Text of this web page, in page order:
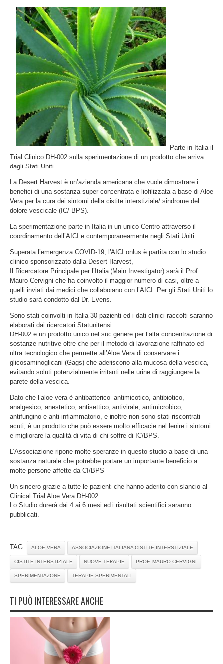
Parte in Italia il
Trial Clinico DH-002 sulla sperimentazione di un prodotto che arriva
dagli Stati Uniti.
La Desert Harvest è un’azienda americana che vuole dimostrare i
benefici di una sostanza super concentrata e liofilizzata a base di Aloe
Vera per la cura dei sintomi della cistite interstiziale/ sindrome del
dolore vescicale (IC/ BPS).
La sperimentazione parte in Italia in un unico Centro attraverso il
coordinamento dell’AICI e contemporaneamente negli Stati Uniti.
Superata l’emergenza COVID-19, l’AICI onlus è partita con lo studio
clinico sponsorizzato dalla Desert Harvest,
Il Ricercatore Principale per l’Italia (Main Investigator) sarà il Prof.
Mauro Cervigni che ha coinvolto il maggior numero di casi, oltre a
quelli inviati dai medici che collaborano con l’AICI. Per gli Stati Uniti lo
studio sarà condotto dal Dr. Evens.
Sono stati coinvolti in Italia 30 pazienti ed i dati clinici raccolti saranno
elaborati dai ricercatori Statunitensi.
DH-002 è un prodotto unico nel suo genere per l’alta concentrazione di
sostanze nutritive oltre che per il metodo di lavorazione raffinato ed
ultra tecnologico che permette all’Aloe Vera di conservare i
glicosaminoglicani (Gags) che aderiscono alla mucosa della vescica,
evitando soluti potenzialmente irritanti nelle urine di raggiungere la
parete della vescica.
Dato che l’aloe vera è antibatterico, antimicotico, antibiotico,
analgesico, anestetico, antisettico, antivirale, antimicrobico,
antifungino e anti-infiammatorio, e inoltre non sono stati riscontrati
acuti, è un prodotto che può essere molto efficacie nel lenire i sintomi
e migliorare la qualità di vita di chi soffre di IC/BPS.
L’Associazione ripone molte speranze in questo studio a base di una
sostanza naturale che potrebbe portare un importante beneficio a
molte persone affette da CI/BPS
Un sincero grazie a tutte le pazienti che hanno aderito con slancio al
Clinical Trial Aloe Vera DH-002.
Lo Studio durerà dai 4 ai 6 mesi ed i risultati scientifici saranno
pubblicati.
TAG: ALOE VERA ASSOCIAZIONE ITALIANA CISTITE INTERSTIZIALE
CISTITE INTERSTIZIALE NUOVE TERAPIE PROF. MAURO CERVIGNI
SPERIMENTAZONE TERAPIE SPERIMENTALI
TI PUÒ INTERESSARE ANCHE